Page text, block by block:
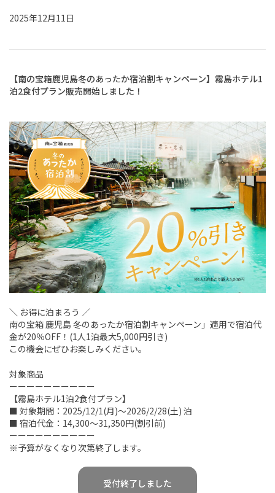
2025年12月11日
【南の宝箱鹿児島冬のあったか宿泊割キャンペーン】霧島ホテル1
泊2食付プラン販売開始しました！
＼ お得に泊まろう ／
南の宝箱 鹿児島 冬のあったか宿泊割キャンペーン」適用で宿泊代
金が20％OFF！(1人1泊最大5,000円引き)
この機会にぜひお楽しみください。
対象商品
ーーーーーーーーーー
【霧島ホテル1泊2食付プラン】
■ 対象期間：2025/12/1(月)～2026/2/28(土) 泊
■ 宿泊代金：14,300～31,350円(割引前)
ーーーーーーーーーー
※予算がなくなり次第終了します。
受付終了しました